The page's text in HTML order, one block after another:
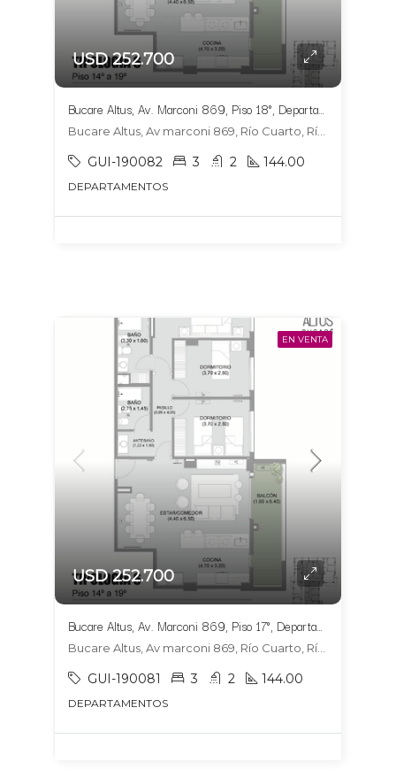
USD 252.700
Bucare Altus, Av. Marconi 869, Piso 18°, Departamento 1804, Tipologia 6
Bucare Altus, Av marconi 869, Río Cuarto, Río Cuarto
GUI-190082 3 2 144.00
DEPARTAMENTOS
EN VENTA
USD 252.700
Bucare Altus, Av. Marconi 869, Piso 17°, Departamento 1704, Tipologia 6
Bucare Altus, Av marconi 869, Río Cuarto, Río Cuarto
GUI-190081 3 2 144.00
DEPARTAMENTOS